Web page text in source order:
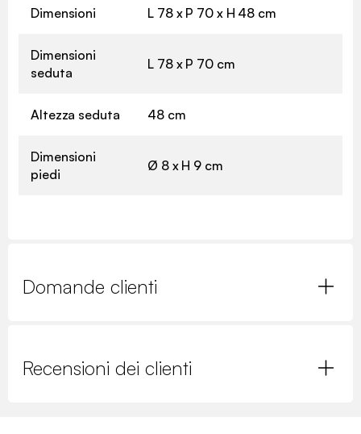
Dimensioni L 78 x P 70 x H 48 cm
Dimensioni
seduta
L 78 x P 70 cm
Altezza seduta 48 cm
Dimensioni
piedi
Ø 8 x H 9 cm
Domande clienti
Recensioni dei clienti